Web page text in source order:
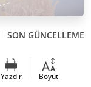
SON GÜNCELLEME
Yazdır Boyut